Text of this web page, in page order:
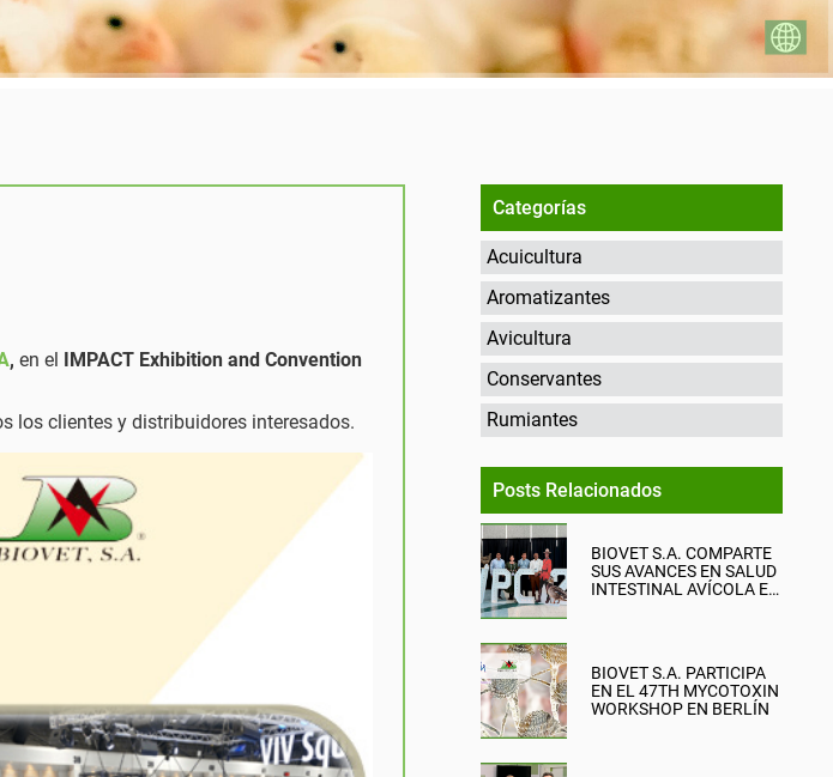
, en el IMPACT Exhibition and Convention
los clientes y distribuidores interesados.
Categorías
Acuicultura
Aromatizantes
Avicultura
Conservantes
Rumiantes
Posts Relacionados
BIOVET S.A. COMPARTE
SUS AVANCES EN SALUD
INTESTINAL AVÍCOLA EN
BIOVET S.A. PARTICIPA
EN EL 47TH MYCOTOXIN
WORKSHOP EN BERLÍN